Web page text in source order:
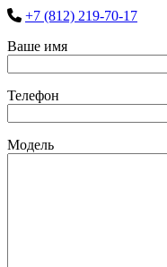
+7 (812) 219-70-17
Ваше имя
Телефон
Модель